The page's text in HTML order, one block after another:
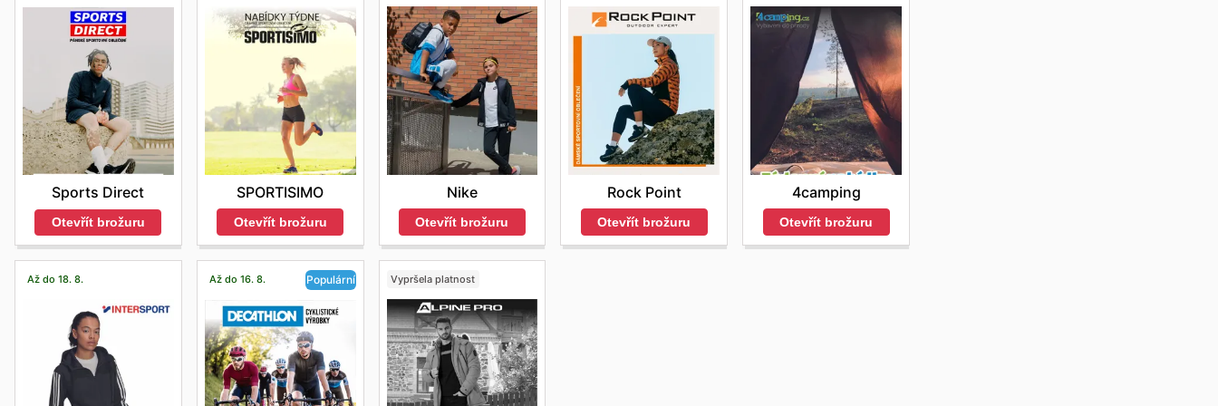
Sports Direct
Otevřít brožuru
SPORTISIMO
Otevřít brožuru
Nike
Otevřít brožuru
Rock Point
Otevřít brožuru
4camping
Otevřít brožuru
Až do 18. 8. Až do 16. 8. Populární Vypršela platnost